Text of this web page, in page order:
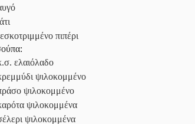
πιπέρι
ελαιόλαδο
ψιλοκομμένο
ψιλοκομμένο
ψιλοκομμένα
ψιλοκομμένα